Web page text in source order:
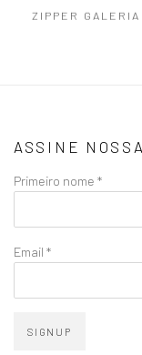
ZIPPER
ASSINE
Primeiro nome *
Email *
SIGNUP